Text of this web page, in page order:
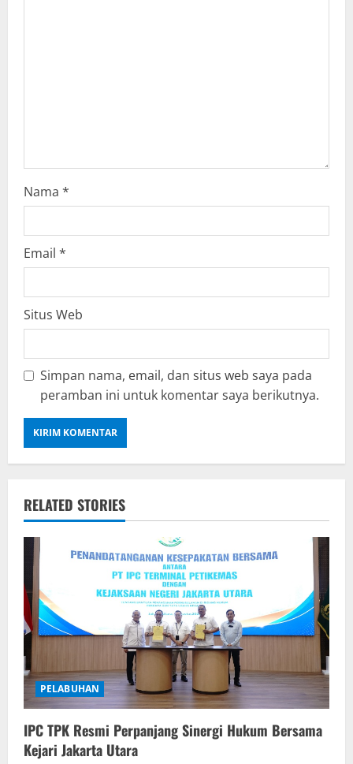
Nama *
Email *
Situs Web
Simpan nama, email, dan situs web saya pada
peramban ini untuk komentar saya berikutnya.
RELATED STORIES
PELABUHAN
IPC TPK Resmi Perpanjang Sinergi Hukum Bersama
Kejari Jakarta Utara